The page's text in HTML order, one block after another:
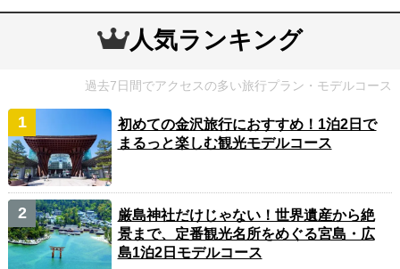
人気ランキング
過去7日間でアクセスの多い旅行プラン・モデルコース
初めての金沢旅行におすすめ！1泊2日で
まるっと楽しむ観光モデルコース
厳島神社だけじゃない！世界遺産から絶
景まで、定番観光名所をめぐる宮島・広
島1泊2日モデルコース